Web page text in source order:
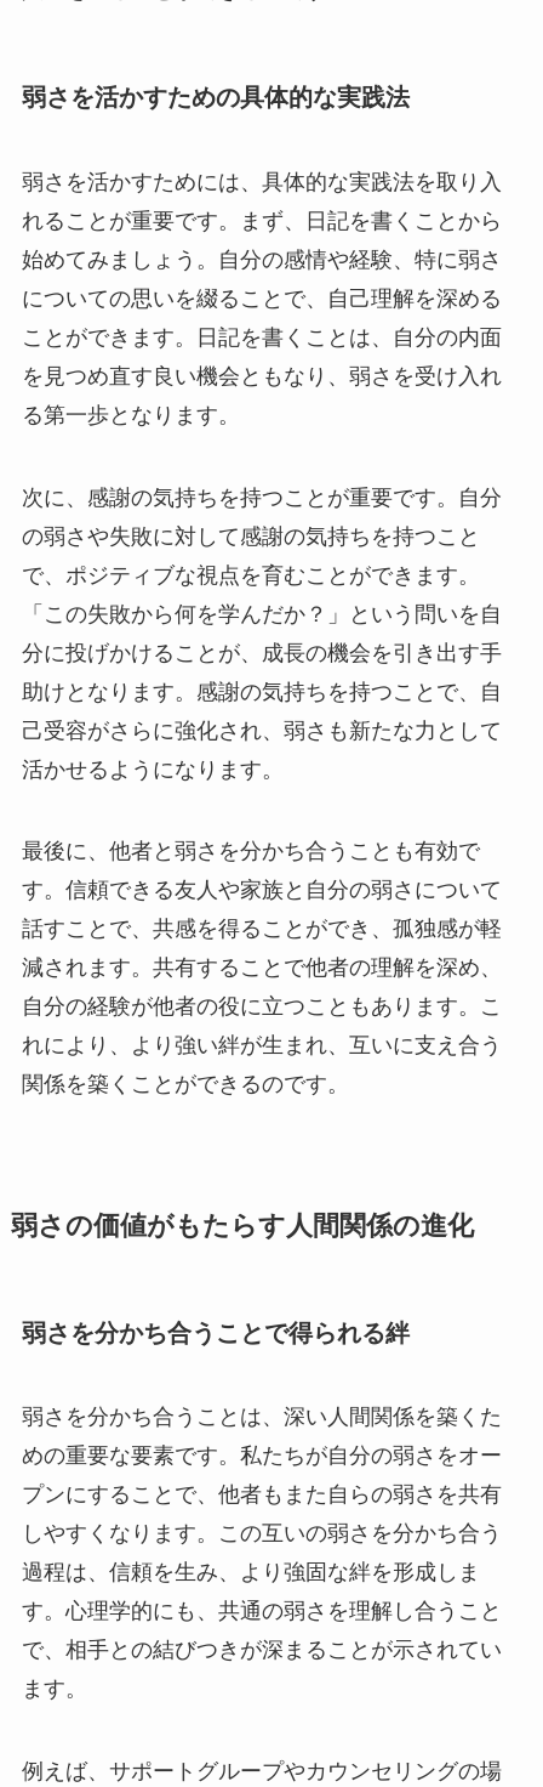
弱さを活かすための具体的な実践法
弱さを活かすためには、具体的な実践法を取り入
れることが重要です。まず、日記を書くことから
始めてみましょう。自分の感情や経験、特に弱さ
についての思いを綴ることで、自己理解を深める
ことができます。日記を書くことは、自分の内面
を見つめ直す良い機会ともなり、弱さを受け入れ
る第一歩となります。
次に、感謝の気持ちを持つことが重要です。自分
の弱さや失敗に対して感謝の気持ちを持つこと
で、ポジティブな視点を育むことができます。
「この失敗から何を学んだか？」という問いを自
分に投げかけることが、成長の機会を引き出す手
助けとなります。感謝の気持ちを持つことで、自
己受容がさらに強化され、弱さも新たな力として
活かせるようになります。
最後に、他者と弱さを分かち合うことも有効で
す。信頼できる友人や家族と自分の弱さについて
話すことで、共感を得ることができ、孤独感が軽
減されます。共有することで他者の理解を深め、
自分の経験が他者の役に立つこともあります。こ
れにより、より強い絆が生まれ、互いに支え合う
関係を築くことができるのです。
弱さの価値がもたらす人間関係の進化
弱さを分かち合うことで得られる絆
弱さを分かち合うことは、深い人間関係を築くた
めの重要な要素です。私たちが自分の弱さをオー
プンにすることで、他者もまた自らの弱さを共有
しやすくなります。この互いの弱さを分かち合う
過程は、信頼を生み、より強固な絆を形成しま
す。心理学的にも、共通の弱さを理解し合うこと
で、相手との結びつきが深まることが示されてい
ます。
例えば、サポートグループやカウンセリングの場